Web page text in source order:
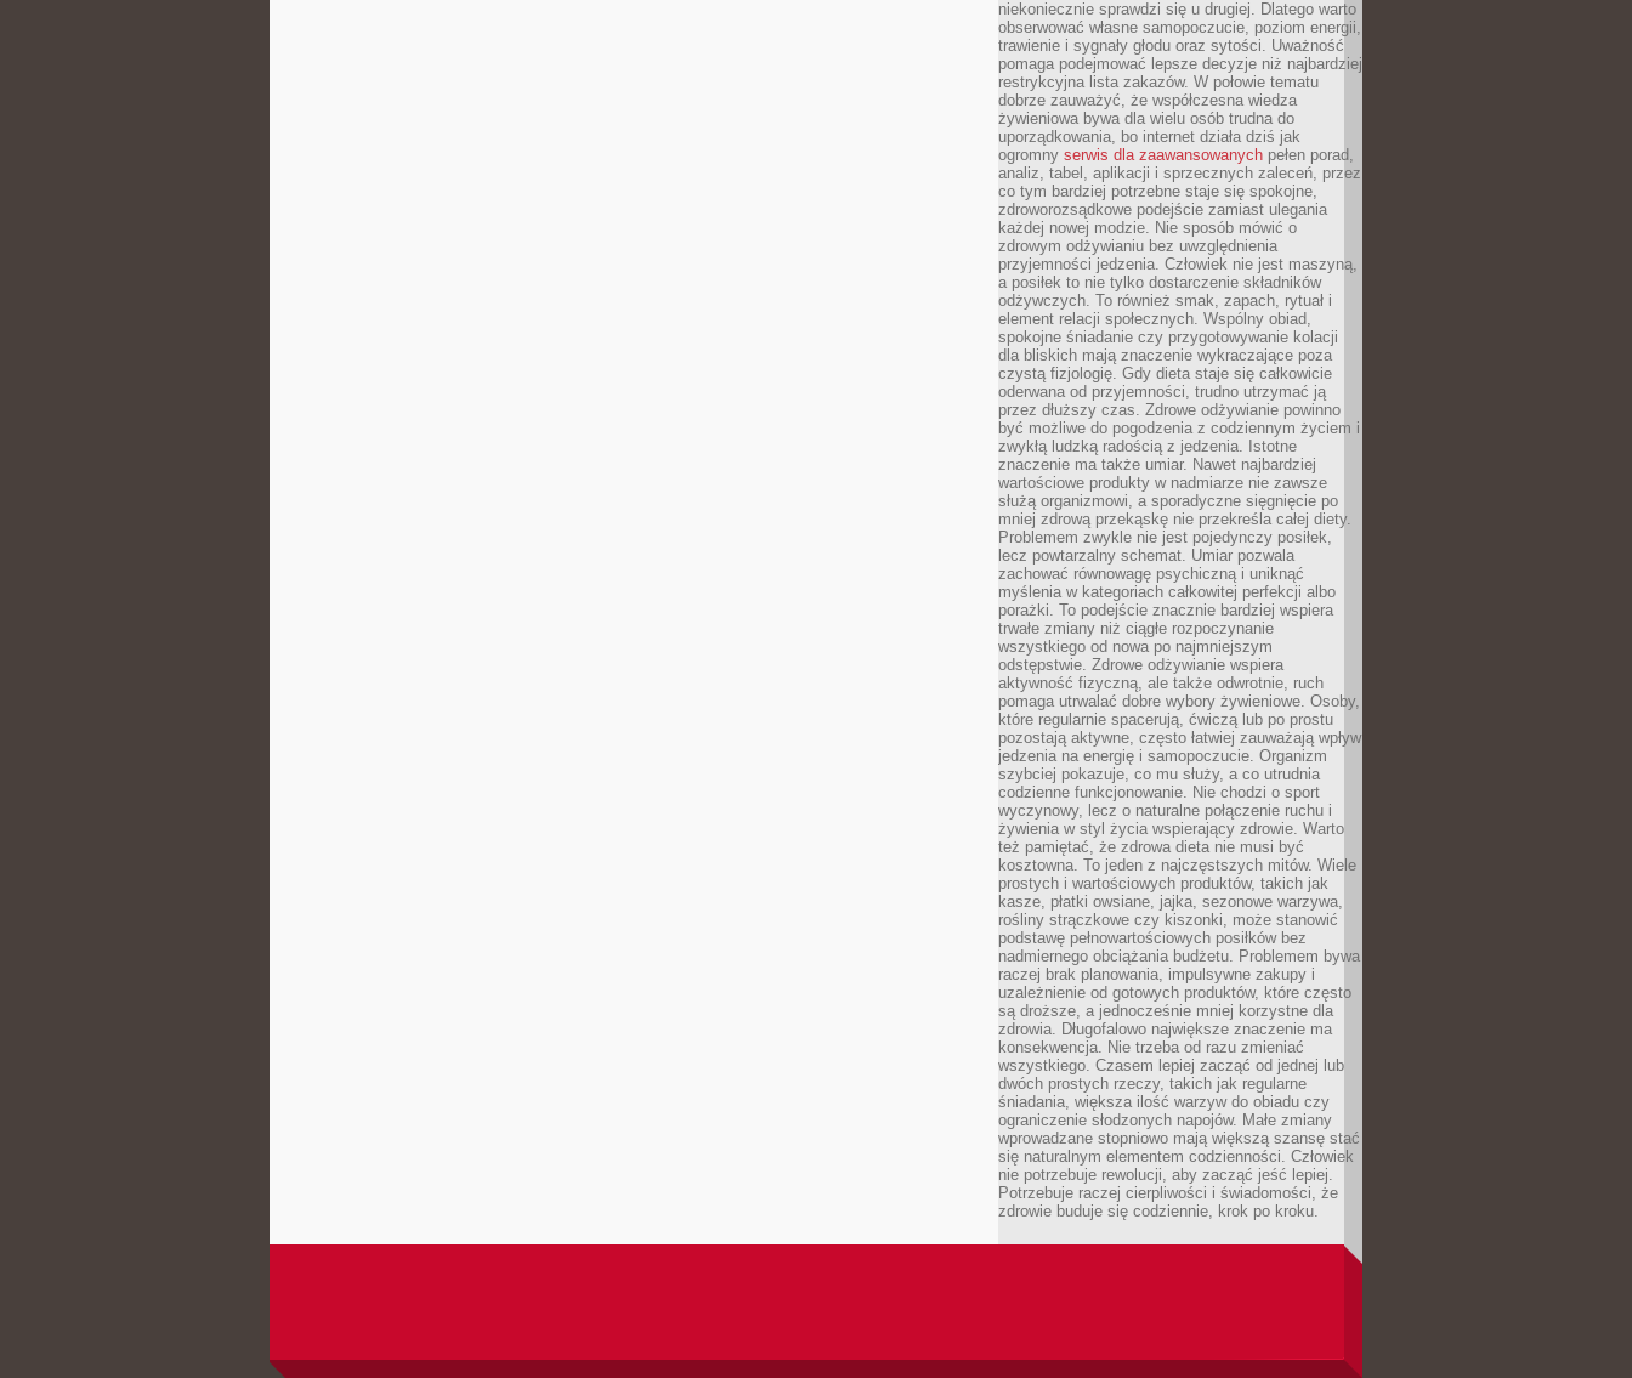
niekoniecznie sprawdzi się u drugiej. Dlatego warto
obserwować własne samopoczucie, poziom energii,
trawienie i sygnały głodu oraz sytości. Uważność
pomaga podejmować lepsze decyzje niż najbardziej
restrykcyjna lista zakazów. W połowie tematu
dobrze zauważyć, że współczesna wiedza
żywieniowa bywa dla wielu osób trudna do
uporządkowania, bo internet działa dziś jak
ogromny serwis dla zaawansowanych pełen porad,
analiz, tabel, aplikacji i sprzecznych zaleceń, przez
co tym bardziej potrzebne staje się spokojne,
zdroworozsądkowe podejście zamiast ulegania
każdej nowej modzie. Nie sposób mówić o
zdrowym odżywianiu bez uwzględnienia
przyjemności jedzenia. Człowiek nie jest maszyną,
a posiłek to nie tylko dostarczenie składników
odżywczych. To również smak, zapach, rytuał i
element relacji społecznych. Wspólny obiad,
spokojne śniadanie czy przygotowywanie kolacji
dla bliskich mają znaczenie wykraczające poza
czystą fizjologię. Gdy dieta staje się całkowicie
oderwana od przyjemności, trudno utrzymać ją
przez dłuższy czas. Zdrowe odżywianie powinno
być możliwe do pogodzenia z codziennym życiem i
zwykłą ludzką radością z jedzenia. Istotne
znaczenie ma także umiar. Nawet najbardziej
wartościowe produkty w nadmiarze nie zawsze
służą organizmowi, a sporadyczne sięgnięcie po
mniej zdrową przekąskę nie przekreśla całej diety.
Problemem zwykle nie jest pojedynczy posiłek,
lecz powtarzalny schemat. Umiar pozwala
zachować równowagę psychiczną i uniknąć
myślenia w kategoriach całkowitej perfekcji albo
porażki. To podejście znacznie bardziej wspiera
trwałe zmiany niż ciągłe rozpoczynanie
wszystkiego od nowa po najmniejszym
odstępstwie. Zdrowe odżywianie wspiera
aktywność fizyczną, ale także odwrotnie, ruch
pomaga utrwalać dobre wybory żywieniowe. Osoby,
które regularnie spacerują, ćwiczą lub po prostu
pozostają aktywne, często łatwiej zauważają wpływ
jedzenia na energię i samopoczucie. Organizm
szybciej pokazuje, co mu służy, a co utrudnia
codzienne funkcjonowanie. Nie chodzi o sport
wyczynowy, lecz o naturalne połączenie ruchu i
żywienia w styl życia wspierający zdrowie. Warto
też pamiętać, że zdrowa dieta nie musi być
kosztowna. To jeden z najczęstszych mitów. Wiele
prostych i wartościowych produktów, takich jak
kasze, płatki owsiane, jajka, sezonowe warzywa,
rośliny strączkowe czy kiszonki, może stanowić
podstawę pełnowartościowych posiłków bez
nadmiernego obciążania budżetu. Problemem bywa
raczej brak planowania, impulsywne zakupy i
uzależnienie od gotowych produktów, które często
są droższe, a jednocześnie mniej korzystne dla
zdrowia. Długofalowo największe znaczenie ma
konsekwencja. Nie trzeba od razu zmieniać
wszystkiego. Czasem lepiej zacząć od jednej lub
dwóch prostych rzeczy, takich jak regularne
śniadania, większa ilość warzyw do obiadu czy
ograniczenie słodzonych napojów. Małe zmiany
wprowadzane stopniowo mają większą szansę stać
się naturalnym elementem codzienności. Człowiek
nie potrzebuje rewolucji, aby zacząć jeść lepiej.
Potrzebuje raczej cierpliwości i świadomości, że
zdrowie buduje się codziennie, krok po kroku.